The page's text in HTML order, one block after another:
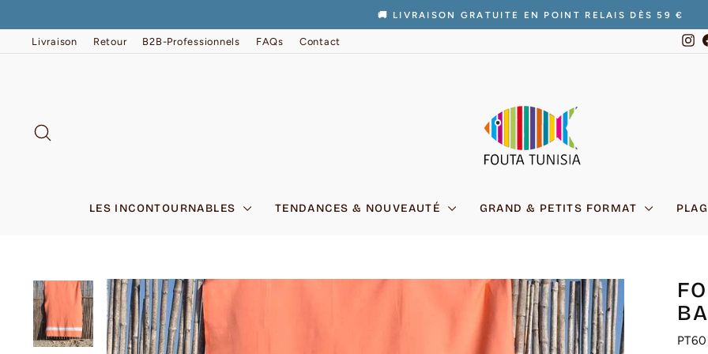
contenu
Diaporama
🚚 LIVRAISON GRATUITE EN POINT RELAIS DÈS 59 €
Livraison Retour B2B-Professionnels FAQs Contact
LES INCONTOURNABLES TENDANCES & NOUVEAUTÉ GRAND & PETITS FORMAT